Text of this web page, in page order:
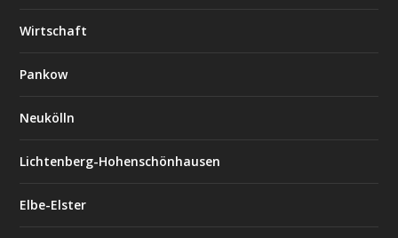
Wirtschaft
Pankow
Neukölln
Lichtenberg-Hohenschönhausen
Elbe-Elster